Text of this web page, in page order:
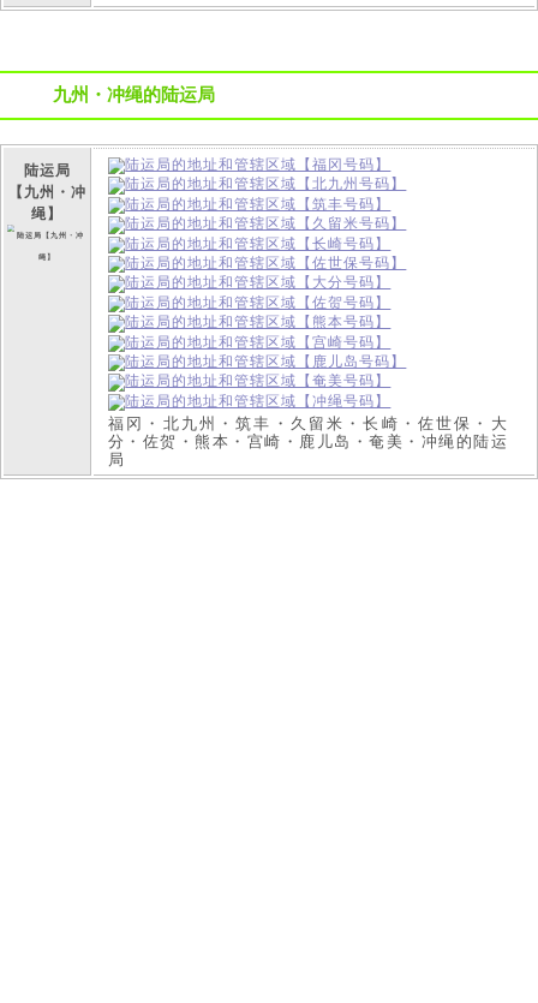
九州・冲绳的陆运局
陆运局
【九州・冲
绳】
福冈・北九州・筑丰・久留米・长崎・佐世保・大
分・佐贺・熊本・宫崎・鹿儿岛・奄美・冲绳的陆运
局